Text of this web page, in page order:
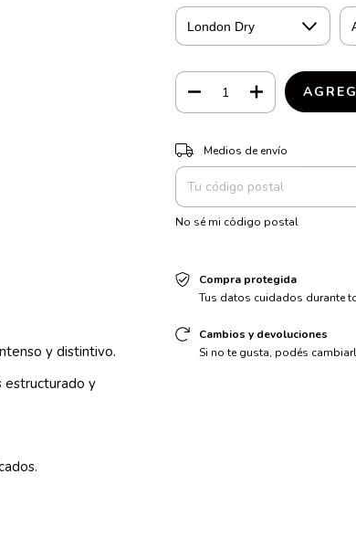
y distintivo.
estructurado y
Entregas para el CP:
Medios de envío
No sé mi código postal
Compra protegida
Tus datos cuidados durante
Cambios y devoluciones
Si no te gusta, podés